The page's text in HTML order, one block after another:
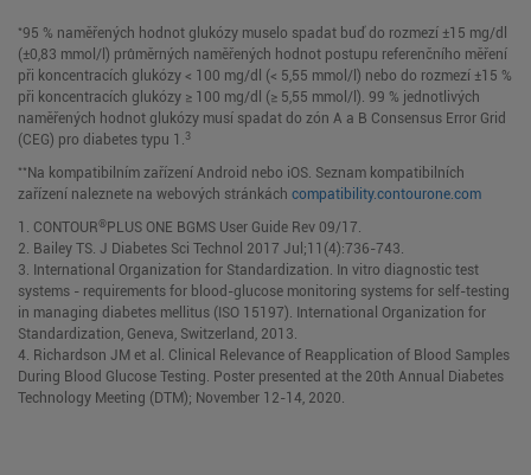
*95 % naměřených hodnot glukózy muselo spadat buď do rozmezí ±15 mg/dl
(±0,83 mmol/l) průměrných naměřených hodnot postupu referenčního měření
při koncentracích glukózy < 100 mg/dl (< 5,55 mmol/l) nebo do rozmezí ±15 %
při koncentracích glukózy ≥ 100 mg/dl (≥ 5,55 mmol/l). 99 % jednotlivých
naměřených hodnot glukózy musí spadat do zón A a B Consensus Error Grid
(CEG) pro diabetes typu 1. 3
** Na kompatibilním zařízení Android nebo iOS. Seznam kompatibilních
zařízení naleznete na webových stránkách compatibility.contourone.com
1. CONTOUR® PLUS ONE BGMS User Guide Rev 09/17.
2. Bailey TS. J Diabetes Sci Technol 2017 Jul;11(4):736-743.
3. International Organization for Standardization. In vitro diagnostic test
systems - requirements for blood-glucose monitoring systems for self-testing
in managing diabetes mellitus (ISO 15197). International Organization for
Standardization, Geneva, Switzerland, 2013.
4. Richardson JM et al. Clinical Relevance of Reapplication of Blood Samples
During Blood Glucose Testing. Poster presented at the 20th Annual Diabetes
Technology Meeting (DTM); November 12-14, 2020.